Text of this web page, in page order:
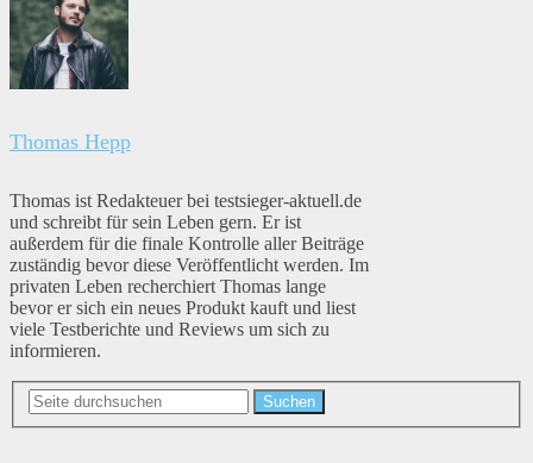
Thomas Hepp
Thomas ist Redakteuer bei testsieger-aktuell.de
und schreibt für sein Leben gern. Er ist
außerdem für die finale Kontrolle aller Beiträge
zuständig bevor diese Veröffentlicht werden. Im
privaten Leben recherchiert Thomas lange
bevor er sich ein neues Produkt kauft und liest
viele Testberichte und Reviews um sich zu
informieren.
Suchen